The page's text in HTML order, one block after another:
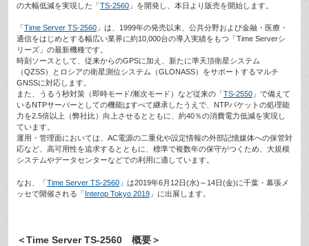
の大幅低減を実現した「TS-2560 」を開発し、本日より販売を開始します。
「 Time Server TS-2560 」は、1999年の発売以来、公共分野および金融・医療・
通信をはじめとする幅広い業界に約10,000台の導入実績をもつ「Time Serverシ
リーズ」の最新機種です。
時刻ソースとして、従来からのGPSに加え、新たに準天頂衛星システム
（QZSS）とロシアの衛星測位システム（GLONASS）をサポートするマルチ
GNSSに対応します。
また、うるう秒対策（即時モード/漸次モード）など従来の「 TS-2550 」で備えて
いるNTPサーバーとしての機能はすべて継承したうえで、NTPパケットの処理能
力を2.5倍以上（弊社比）向上させるとともに、約40％の消費電力低減を実現し
ています。
運用・管理面においては、AC電源の二重化や設定情報の外部記憶媒体への保管対
応など、高可用性を追求するとともに、標準で複数年の保守がつくため、大規模
システムやデータセンターなどでの利用に適しています。
なお、「Time Server TS-2560 」は2019年6月12日(水)～14日(金)に千葉・幕張メ
ッセで開催される「Interop Tokyo 2019 」に出展します。
＜Time Server TS-2560 概要＞